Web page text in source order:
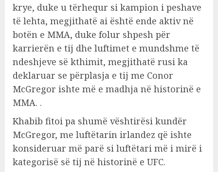
krye, duke u tërhequr si kampion i peshave
të lehta, megjithatë ai është ende aktiv në
botën e MMA, duke folur shpesh për
karrierën e tij dhe luftimet e mundshme të
ndeshjeve së kthimit, megjithatë rusi ka
deklaruar se përplasja e tij me Conor
McGregor ishte më e madhja në historinë e
MMA. .
Khabib fitoi pa shumë vështirësi kundër
McGregor, me luftëtarin irlandez që ishte
konsideruar më parë si luftëtari më i mirë i
kategorisë së tij në historinë e UFC.